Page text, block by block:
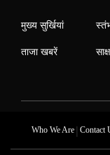
मुख्य सुर्खियां
ताजा खबरें
Who We Are| Contact